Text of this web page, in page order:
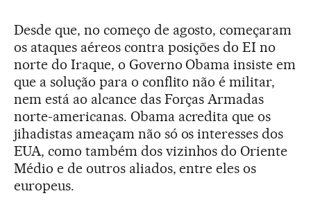
Desde que, no começo de agosto, começaram
os ataques aéreos contra posições do EI no
norte do Iraque, o Governo Obama insiste em
que a solução para o conflito não é militar,
nem está ao alcance das Forças Armadas
norte-americanas. Obama acredita que os
jihadistas ameaçam não só os interesses dos
EUA, como também dos vizinhos do Oriente
Médio e de outros aliados, entre eles os
europeus.